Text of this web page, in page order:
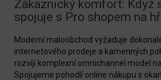
Zákaznický komfort: Když
spojuje s Pro shopem na
Moderní maloobchod vyžaduje
internetového prodeje a kamenných
rozvíjí komplexní omnichannel model
Spojujeme pohodlí online nákupu s